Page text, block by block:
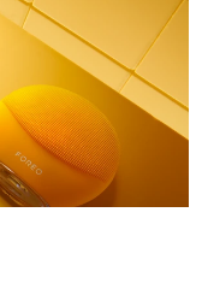
teslim tarihi
teslim tarihi 8/17/26
teslim tarihi8/11/26
teslim tarihi